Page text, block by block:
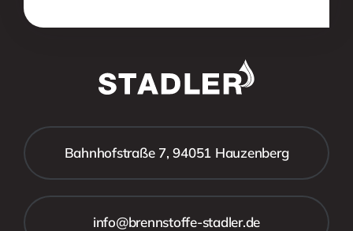
Bahnhofstraße 7, 94051 Hauzenberg
info@brennstoffe-stadler.de